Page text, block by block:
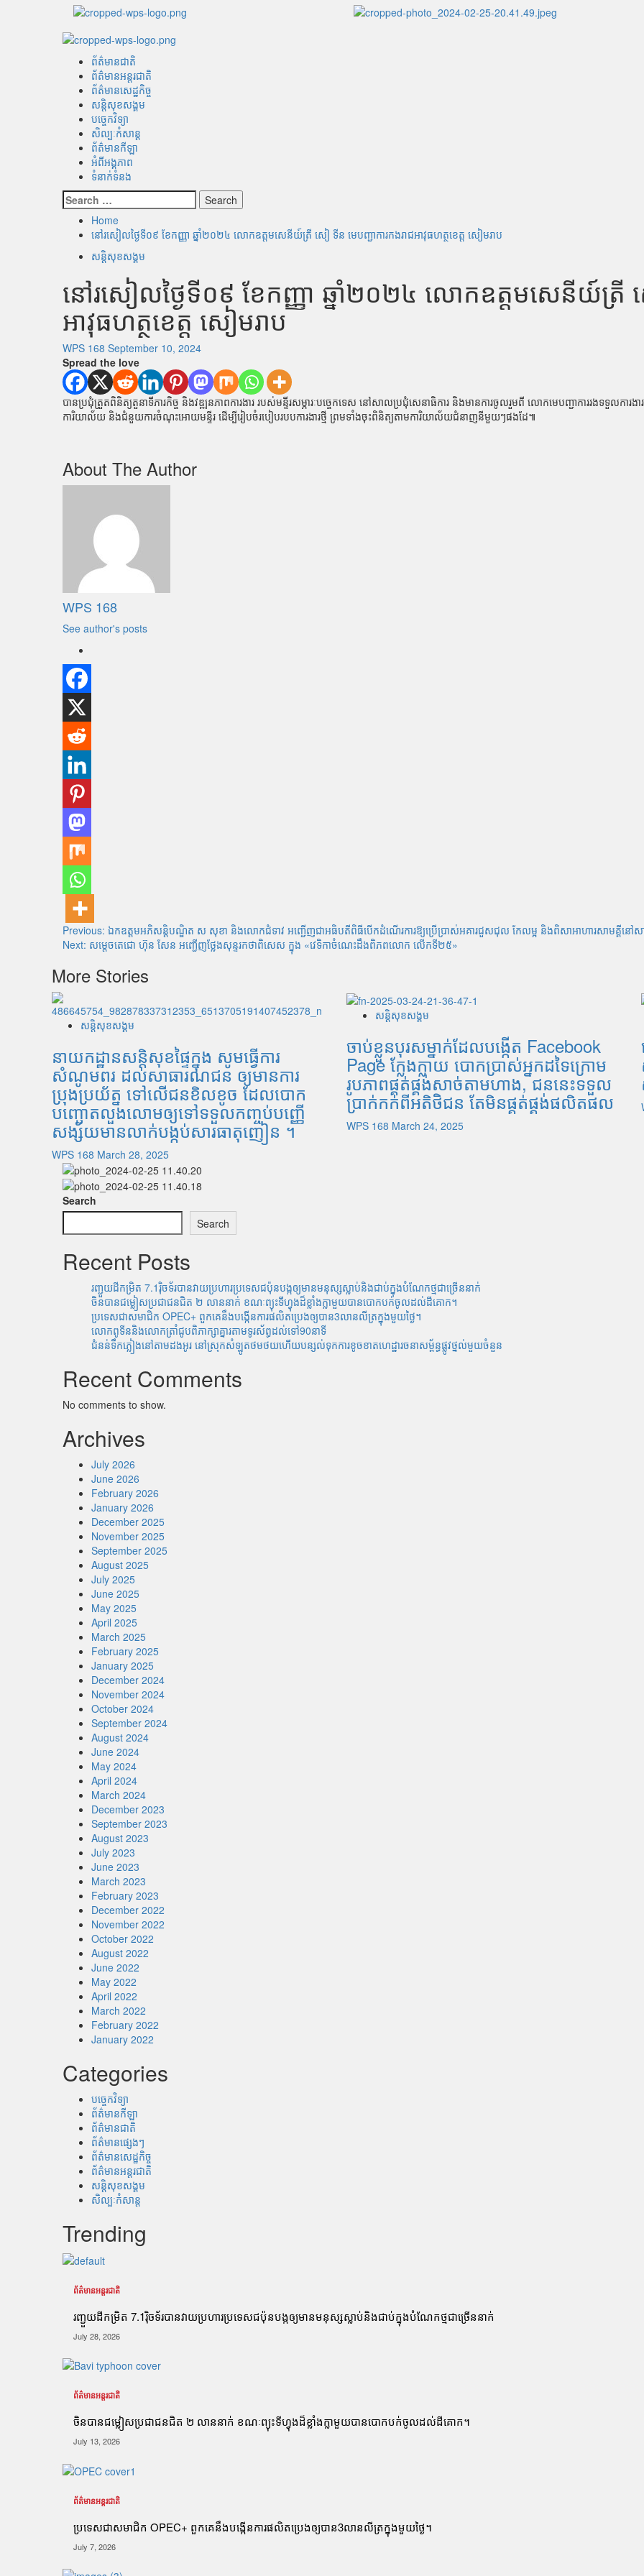
Primary
ព័ត៌មានជាតិ
ព័ត៌មានអន្តរជាតិ
ព័ត៌មានសេដ្ឋកិច្ច
សន្តិសុខសង្គម
បច្ចេកវិទ្យា
សិល្បៈកំសាន្ត
ព័ត៌មានកីឡា
អំពីអង្គភាព
ទំនាក់ទំនង
Search
for:
Home
នៅរសៀលថ្ងៃទី០៩ ខែកញ្ញា ឆ្នាំ២០២៤ លោកឧត្តមសេនីយ៍ត្រី សៀ ទីន មេបញ្ជាការកងរាជអាវុធហត្ថខេត្ត​ សៀមរាប
សន្តិសុខសង្គម
នៅរសៀលថ្ងៃទី០៩ ខែកញ្ញា ឆ្នាំ២០២៤ លោកឧត្តមសេនីយ៍ត្រី
អាវុធហត្ថខេត្ត​ សៀមរាប
WPS 168 September 10, 2024
Spread the love
បានប្រជុំត្រួតពិនិត្យតួនាទីភារកិច្ច និងវឌ្ឍនភាពការងារ របស់មន្ទីរសម្ភារៈបច្ចេកទេស នៅសាលប្រជុំសេនាធិការ និងមានការចូលរួមពី លោកមេបញ្ជាការរងទទួលការង
ការិយាល័យ និងជំនួយការចំណុះអោយមន្ទីរ ដើម្បីរៀបចំរបៀបរបបការងារថ្មី ព្រមទាំងចុះពិនិត្យតាមការិយាល័យជំនាញនីមួយៗផងដែ៕
About The Author
WPS 168
See author's posts
Post
navigation
Previous: ឯកឧត្តមអភិសន្តិបណ្ឌិត ស សុខា និងលោកជំទាវ អញ្ជើញជាអធិបតីពិធីបើកដំណើរការឱ្យប្រើប្រាស់អគារជួសជុល កែលម្អ និងពិសាអាហារសាមគ្គីន
Next: សម្តេចតេជោ ហ៊ុន សែន អញ្ជើញថ្លែងសុន្ទរកថាពិសេស ក្នុង «វេទិកាចំណេះដឹងពិភពលោក លើកទី២៥»
More Stories
សន្តិសុខសង្គម
នាយកដ្ឋានសន្តិសុខផ្ទៃក្នុង សូមធ្វើការ
សំណូមពរ ដល់សាធារណជន ឲ្យមានការ
ប្រុងប្រយ័ត្ន ទៅលើជនខិលខូច ដែលបោក
បញ្ឆោតលួងលោមឲ្យទៅទទួលកញ្ចប់បញ្ញើ
សង្ស័យមានលាក់បង្កប់សារធាតុញៀន ។
WPS 168 March 28, 2025
សន្តិសុខសង្គម
ចាប់ខ្លួនបុរសម្នាក់ដែលបង្កើត Facebook
Page ក្លែងក្លាយ បោកប្រាស់អ្នកដទៃក្រោម
រូបភាពផ្គត់ផ្គង់សាច់តាមហាង, ជននេះទទួល
ប្រាក់កក់ពីអតិថិជន តែមិនផ្គត់ផ្គង់ផលិតផល
WPS 168 March 24, 2025
Search
Search
Recent Posts
រញ្ជួយដីកម្រិត​ 7.1រ៉ិចទ័របានវាយប្រហារប្រទេសជប៉ុនបង្កឲ្យមានមនុស្សស្លាប់​និង​ជាប់ក្នុងបំណែកថ្មជាច្រើននាក់
ចិនបានជម្លៀសប្រជាជនជិត ២ លាននាក់ ខណៈព្យុះទីហ្វុងដ៏ខ្លាំងក្លាមួយបានបោកបក់ចូលដល់ដីគោក។
ប្រទេសជាសមាជិក OPEC+​ ពួកគេនឹងបង្កើនការផលិតប្រេងឲ្យបាន3លានលីត្រក្នុងមួយថ្ងៃ។
លោកពូទីននិងលោកត្រាំជូបពិភាក្សាគ្នារតាមទូរស័ព្ធដល់ទៅ90នាទី
ជំនន់​ទឹកភ្លៀង​នៅ​តាម​ដងអូរ​ នៅ​ស្រុក​សំឡូត​ថមថយ​ហើយ​បន្សល់​ទុក​ការ​ខូចខាត​ហេដ្ឋារចនាសម្ព័ន្ធ​ផ្លូវថ្នល់​មួយ​ចំនួន
Recent Comments
No comments to show.
Archives
July 2026
June 2026
February 2026
January 2026
December 2025
November 2025
September 2025
August 2025
July 2025
June 2025
May 2025
April 2025
March 2025
February 2025
January 2025
December 2024
November 2024
October 2024
September 2024
August 2024
June 2024
May 2024
April 2024
March 2024
December 2023
September 2023
August 2023
July 2023
June 2023
March 2023
February 2023
December 2022
November 2022
October 2022
August 2022
June 2022
May 2022
April 2022
March 2022
February 2022
January 2022
Categories
បច្ចេកវិទ្យា
ព័ត៌មានកីឡា
ព័ត៌មានជាតិ
ព័ត៌មានផ្សេងៗ
ព័ត៌មានសេដ្ឋកិច្ច
ព័ត៌មានអន្តរជាតិ
សន្តិសុខសង្គម
សិល្បៈកំសាន្ត
Trending
ព័ត៌មានអន្តរជាតិ
រញ្ជួយដីកម្រិត​ 7.1រ៉ិចទ័របានវាយប្រហារប្រទេសជប៉ុនបង្កឲ្យមានមនុស្សស្លាប់​និង​ជាប់ក្នុងបំណែកថ្មជាច្រើននាក់
July 28, 2026
ព័ត៌មានអន្តរជាតិ
ចិនបានជម្លៀសប្រជាជនជិត ២ លាននាក់ ខណៈព្យុះទីហ្វុងដ៏ខ្លាំងក្លាមួយបានបោកបក់ចូលដល់ដីគោក។
July 13, 2026
ព័ត៌មានអន្តរជាតិ
ប្រទេសជាសមាជិក OPEC+​ ពួកគេនឹងបង្កើនការផលិតប្រេងឲ្យបាន3លានលីត្រក្នុងមួយថ្ងៃ។
July 7, 2026